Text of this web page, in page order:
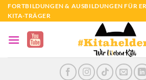
Zum
Inhalt
springen
FORTBILDUNGEN & AUSBILDUNGEN FÜR
KITA-TRÄGER